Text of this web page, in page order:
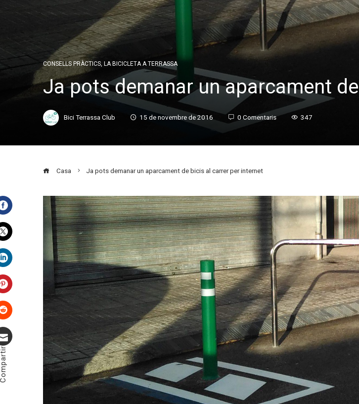
CONSELLS PRÀCTICS, LA BICICLETA A TERRASSA
Ja pots demanar un aparcament
Bici Terrassa Club 15 de novembre de 2016 0 Comentaris 347
Casa Ja pots demanar un aparcament de bicis al carrer per internet
Facebook
Twitter
LinkedIn
Pinterest
Stumbleupon
Correu
electrònic